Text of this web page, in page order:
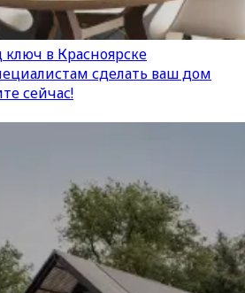
в Красноярске
сделать ваш дом
сейчас!